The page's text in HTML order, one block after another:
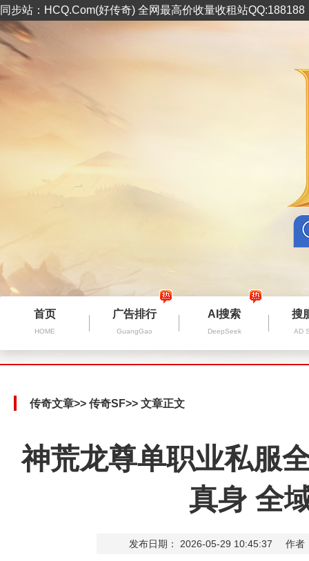
同步站：HCQ.Com(好传奇) 全网最高价收量收租站
首页
HOME
广告排行
GuangGao
AI搜索
DeepSeek
搜
AD
传奇文章>> 传奇SF>> 文章正文
神荒龙尊单职业私服
真身 全
发布日期： 2026-05-29 10:45:37 作者